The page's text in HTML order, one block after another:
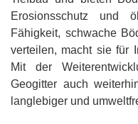
Erosionsschutz und
Fähigkeit, schwache
verteilen, macht sie für
Mit der
Geogitter auch
langlebiger und